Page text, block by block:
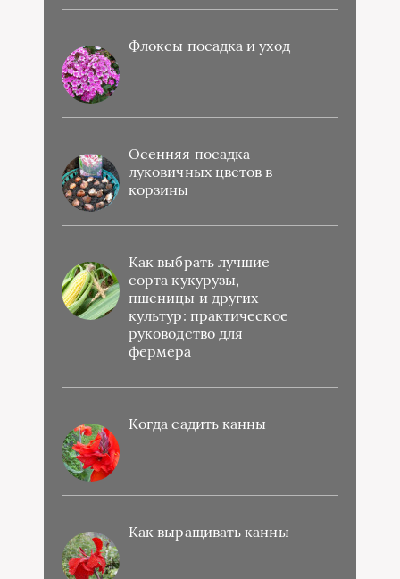
Флоксы посадка и уход
Осенняя посадка
луковичных цветов в
корзины
Как выбрать лучшие
сорта кукурузы,
пшеницы и других
культур: практическое
руководство для
фермера
Когда садить канны
Как выращивать канны